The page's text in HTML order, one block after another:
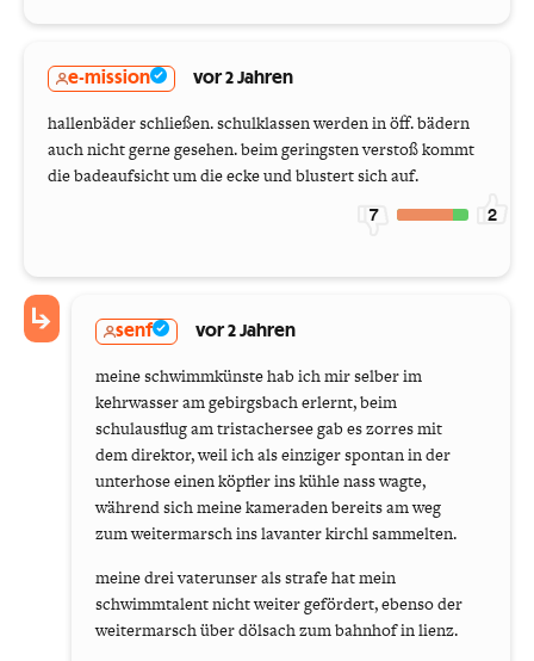
e-mission vor 2 Jahren
hallenbäder schließen. schulklassen werden in öff. bädern
auch nicht gerne gesehen. beim geringsten verstoß kommt
die badeaufsicht um die ecke und blustert sich auf.
7 2
senf vor 2 Jahren
meine schwimmkünste hab ich mir selber im
kehrwasser am gebirgsbach erlernt, beim
schulausflug am tristachersee gab es zorres mit
dem direktor, weil ich als einziger spontan in der
unterhose einen köpfler ins kühle nass wagte,
während sich meine kameraden bereits am weg
zum weitermarsch ins lavanter kirchl sammelten.
meine drei vaterunser als strafe hat mein
schwimmtalent nicht weiter gefördert, ebenso der
weitermarsch über dölsach zum bahnhof in lienz.